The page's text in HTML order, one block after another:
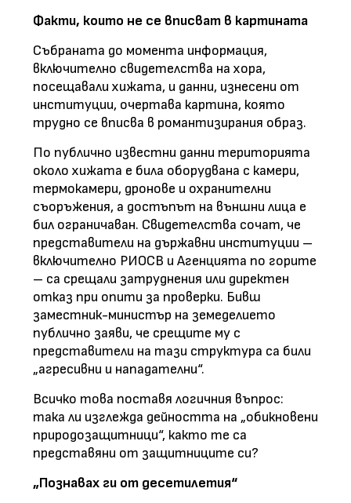
Факти, които не се вписват в картината
Събраната до момента информация,
включително свидетелства на хора,
посещавали хижата, и данни, изнесени от
институции, очертава картина, която
трудно се вписва в романтизирания образ.
По публично известни данни територията
около хижата е била оборудвана с камери,
термокамери, дронове и охранителни
съоръжения, а достъпът на външни лица е
бил ограничаван. Свидетелства сочат, че
представители на държавни институции –
включително РИОСВ и Агенцията по горите
– са срещали затруднения или директен
отказ при опити за проверки. Бивш
заместник-министър на земеделието
публично заяви, че срещите му с
представители на тази структура са били
„агресивни и нападателни“.
Всичко това поставя логичния въпрос:
така ли изглежда дейността на „обикновени
природозащитници“, както те са
представяни от защитниците си?
„Познавах ги от десетилетия“